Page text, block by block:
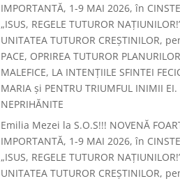
IMPORTANTĂ, 1-9 MAI 2026, în
„ISUS, REGELE TUTUROR
UNITATEA TUTUROR CREȘTINILOR,
PACE, OPRIREA TUTUROR PLANURILOR
MALEFICE, LA INTENȚIILE SFINTEI
MARIA și PENTRU TRIUMFUL INIMII EI.
NEPRIHĂNITE
Emilia Mezei la S.O.S!!! NOVENĂ
IMPORTANTĂ, 1-9 MAI 2026, în
„ISUS, REGELE TUTUROR
UNITATEA TUTUROR CREȘTINILOR,